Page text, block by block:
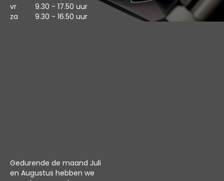
vr
9.30 - 17.50 uur
za
9.30 - 16.50 uur
Gedurende de maand Juli
en Augustus hebben we